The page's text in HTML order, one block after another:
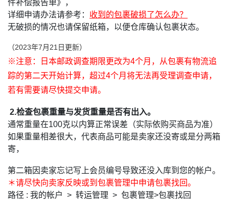
件补偿报告单》，
详细申请办法请参考： 收到的包裹破损了怎么办？
无破损的情况也请保留纸箱，以便仓库确认包裹状态。
（2023年7月21日更新）
※注意：日本邮政调查期限更改为4个月，从包裹有物流追
踪的第二天开始计算，超过4个月将无法再受理调查申请，
若有需要请尽快提交申请。
2.检查包裹重量与发货重量是否有出入。
通常重量在100克以内算正常误差（实际依购买商品为准）
如果重量相差很大，代表商品可能是卖家还没寄或是分两箱
寄，
第二箱因卖家忘记写上会员编号导致还没入库到您的帐户。
＊请尽快向卖家反映或到包裹管理中申请包裹找回。
路径 : 我的帐户 > 转运管理 > 包裹管理>包裹找回